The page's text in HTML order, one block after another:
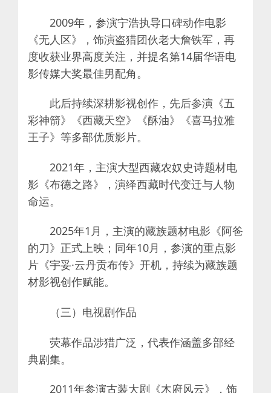
2009年，参演宁浩执导口碑动作电影
《无人区》，饰演盗猎团伙老大詹铁军，再
度收获业界高度关注，并提名第14届华语电
影传媒大奖最佳男配角。
此后持续深耕影视创作，先后参演《五
彩神箭》《西藏天空》《酥油》《喜马拉雅
王子》等多部优质影片。
2021年，主演大型西藏农奴史诗题材电
影《布德之路》，演绎西藏时代变迁与人物
命运。
2025年1月，主演的藏族题材电影《阿爸
的刀》正式上映；同年10月，参演的重点影
片《宇妥·云丹贡布传》开机，持续为藏族题
材影视创作赋能。
（三）电视剧作品
荧幕作品涉猎广泛，代表作涵盖多部经
典剧集。
2011年参演古装大剧《木府风云》，饰